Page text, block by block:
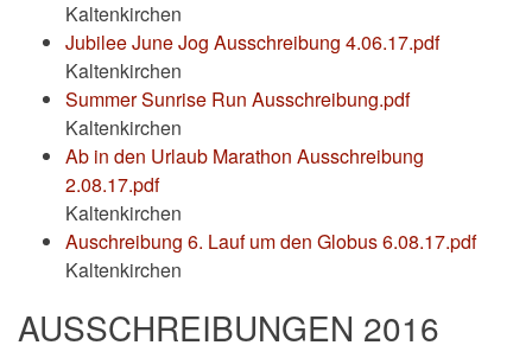
Kaltenkirchen
Jubilee June Jog Ausschreibung 4.06.17.pdf
Kaltenkirchen
Summer Sunrise Run Ausschreibung.pdf
Kaltenkirchen
Ab in den Urlaub Marathon Ausschreibung
2.08.17.pdf
Kaltenkirchen
Auschreibung 6. Lauf um den Globus 6.08.17.pdf
Kaltenkirchen
AUSSCHREIBUNGEN 2016